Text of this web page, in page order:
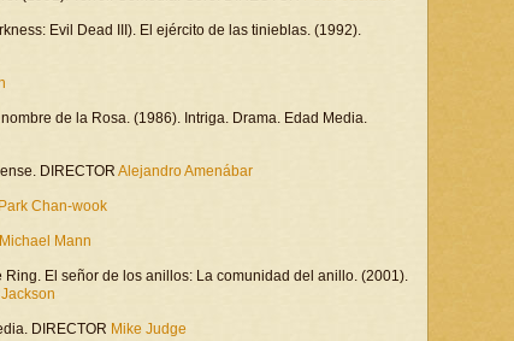
Evil Dead III). El ejército de las tinieblas. (1992).
de la Rosa. (1986). Intriga. Drama. Edad Media.
DIRECTOR Alejandro Amenábar
Chan-wook
Michael Mann
El señor de los anillos: La comunidad del anillo. (2001).
DIRECTOR Mike Judge